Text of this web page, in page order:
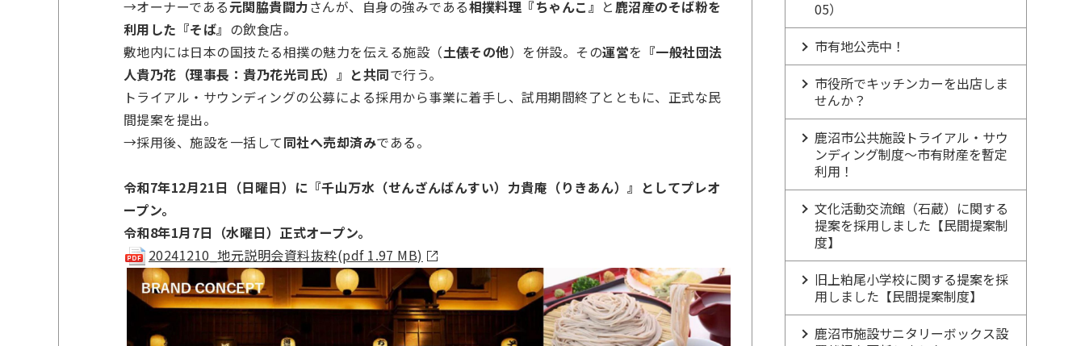
→オーナーである元関脇貴闘力さんが、自身の強みである相撲料理『ちゃんこ』 と鹿沼産のそば粉を
利用した『そば』 の飲食店。
敷地内には日本の国技たる相撲の魅力を伝える施設（土俵その他）を併設。その運営を 『一般社団法
人貴乃花（理事長：貴乃花光司氏）』と共同で行う。
トライアル・サウンディングの公募による採用から事業に着手し、試用期間終了とともに、正式な民
間提案を提出。
→採用後、施設を一括して同社へ売却済みである。
令和7年12月21日（日曜日）に『千山万水（せんざんばんすい）力貴庵（りきあん）』としてプレオ
ープン。
令和8年1月7日（水曜日）正式オープン。
20241210_地元説明会資料抜粋(pdf 1.97 MB)
05）
市有地公売中！
市役所でキッチンカーを出店しま
せんか？
鹿沼市公共施設トライアル・サウ
ンディング制度～市有財産を暫定
利用！
文化活動交流館（石蔵）に関する
提案を採用しました【民間提案制
度】
旧上粕尾小学校に関する提案を採
用しました【民間提案制度】
鹿沼市施設サニタリーボックス設